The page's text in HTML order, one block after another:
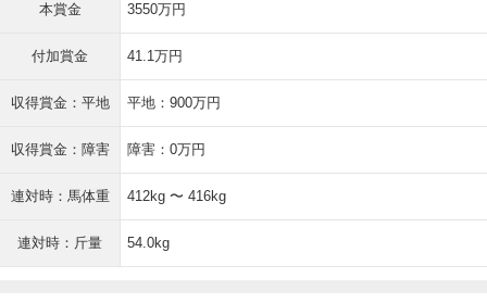
本賞金 3550万円
付加賞金 41.1万円
収得賞金：平地 平地：900万円
収得賞金：障害 障害：0万円
連対時：馬体重 412kg 〜 416kg
連対時：斤量 54.0kg